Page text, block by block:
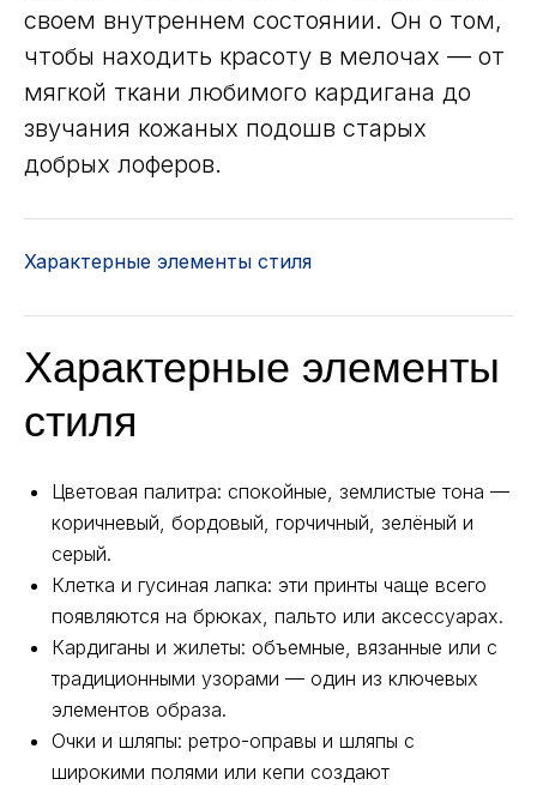
своем внутреннем состоянии. Он о том,
чтобы находить красоту в мелочах — от
мягкой ткани любимого кардигана до
звучания кожаных подошв старых
добрых лоферов.
Характерные элементы стиля
Характерные элементы
стиля
Цветовая палитра: спокойные, землистые тона —
коричневый, бордовый, горчичный, зелёный и
серый.
Клетка и гусиная лапка: эти принты чаще всего
появляются на брюках, пальто или аксессуарах.
Кардиганы и жилеты: объемные, вязанные или с
традиционными узорами — один из ключевых
элементов образа.
Очки и шляпы: ретро-оправы и шляпы с
широкими полями или кепи создают